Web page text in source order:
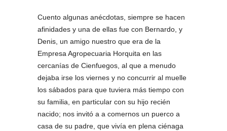
Cuento algunas anécdotas, siempre se hacen
afinidades y una de ellas fue con Bernardo, y
Denis, un amigo nuestro que era de la
Empresa Agropecuaria Horquita en las
cercanías de Cienfuegos, al que a menudo
dejaba irse los viernes y no concurrir al muelle
los sábados para que tuviera más tiempo con
su familia, en particular con su hijo recién
nacido; nos invitó a a comernos un puerco a
casa de su padre, que vivía en plena ciénaga